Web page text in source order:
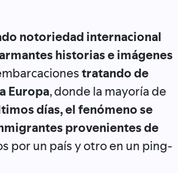
notoriedad internacional
historias e imágenes
tratando de
Europa, donde la mayoría de
días, el fenómeno se
provenientes de
por un país y otro en un ping-